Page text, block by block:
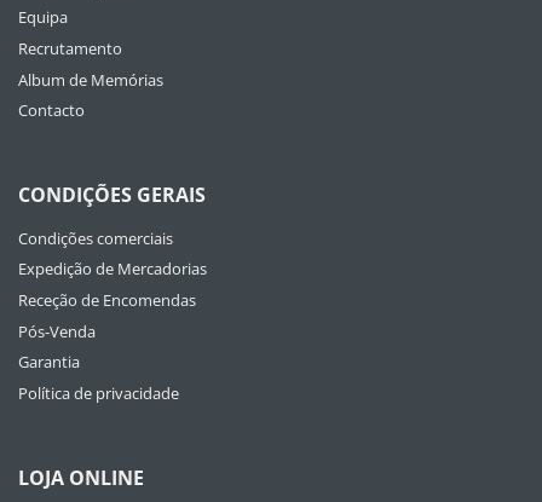
Equipa
Recrutamento
Album de Memórias
Contacto
CONDIÇÕES GERAIS
Condições comerciais
Expedição de Mercadorias
Receção de Encomendas
Pós-Venda
Garantia
Política de privacidade
LOJA ONLINE